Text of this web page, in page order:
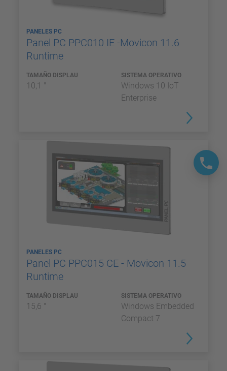
PANELES PC
Panel PC PPC010 IE -Movicon 11.6
Runtime
TAMAÑO DISPLAU
10,1 "
SISTEMA OPERATIVO
Windows 10 IoT
Enterprise
PANELES PC
Panel PC PPC015 CE - Movicon 11.5
Runtime
TAMAÑO DISPLAU
15,6 "
SISTEMA OPERATIVO
Windows Embedded
Compact 7